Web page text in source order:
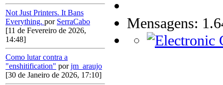
Not Just Printers. It Bans
Everything. por SerraCabo
[11 de Fevereiro de 2026,
14:48]
Como lutar contra a
"enshitification" porjm_araujo
[30 de Janeiro de 2026, 17:10]
Mensagens: